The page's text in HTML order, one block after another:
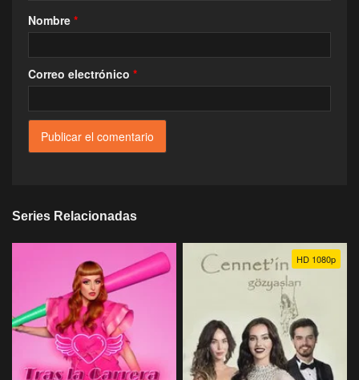
Nombre *
Correo electrónico *
Series Relacionadas
HD 1080p